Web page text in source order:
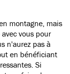
montagne, mais
vous pour
n'aurez pas à
en bénéficiant
Si